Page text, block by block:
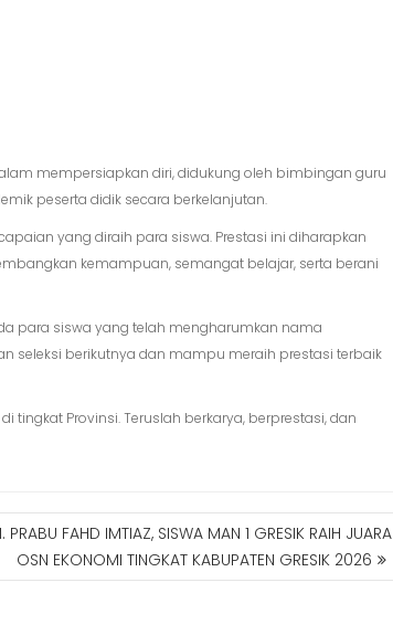
mempersiapkan diri, didukung oleh bimbingan guru
peserta didik secara berkelanjutan.
capaian yang diraih para siswa. Prestasi ini diharapkan
kemampuan, semangat belajar, serta berani
para siswa yang telah mengharumkan nama
seleksi berikutnya dan mampu meraih prestasi terbaik
tingkat Provinsi. Teruslah berkarya, berprestasi, dan
PRABU FAHD IMTIAZ, SISWA MAN 1 GRESIK RAIH JUARA
OSN EKONOMI TINGKAT KABUPATEN GRESIK 2026